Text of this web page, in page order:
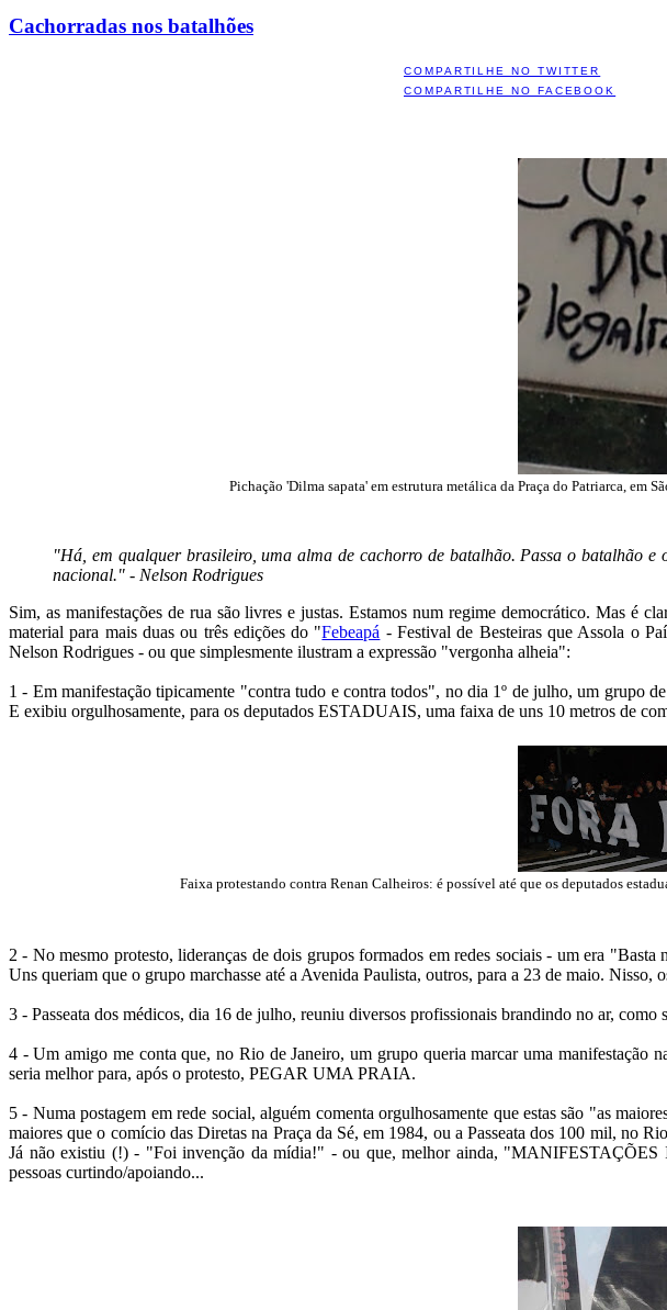
Cachorradas nos batalhões
COMPARTILHE NO TWITTER
COMPARTILHE NO FACEBOOK
Pichação 'Dilma sapata' em estrutura metálica da Praça do Patriarca, em
"Há, em qualquer brasileiro, uma alma de cachorro de batalhão. Passa o batalhão
nacional." - Nelson Rodrigues
Sim, as manifestações de rua são livres e justas. Estamos num regime democrático. Mas é
material para mais duas ou três edições do "Febeapá - Festival de Besteiras que Assola o
Nelson Rodrigues - ou que simplesmente ilustram a expressão "vergonha alheia":
1 - Em manifestação tipicamente "contra tudo e contra todos", no dia 1º de julho, um grupo
E exibiu orgulhosamente, para os deputados ESTADUAIS, uma faixa de uns 10 metros de
Faixa protestando contra Renan Calheiros: é possível até que os deputados
2 - No mesmo protesto, lideranças de dois grupos formados em redes sociais - um era
Uns queriam que o grupo marchasse até a Avenida Paulista, outros, para a 23 de maio.
3 - Passeata dos médicos, dia 16 de julho, reuniu diversos profissionais brandindo no ar,
4 - Um amigo me conta que, no Rio de Janeiro, um grupo queria marcar uma manifestação
seria melhor para, após o protesto, PEGAR UMA PRAIA.
5 - Numa postagem em rede social, alguém comenta orgulhosamente que estas são "as
maiores que o comício das Diretas na Praça da Sé, em 1984, ou a Passeata dos 100 mil, no
Já não existiu (!) - "Foi invenção da mídia!" - ou que, melhor ainda,
pessoas curtindo/apoiando...